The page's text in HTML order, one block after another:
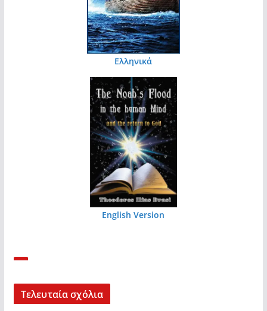
Ελληνικά
English Version
Τελευταία σχόλια